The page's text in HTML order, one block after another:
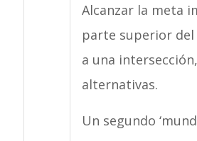
Alcanzar la meta
parte superior del
a una
alternativas.
Un segundo